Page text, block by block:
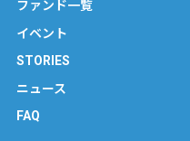
ファンド一覧
イベント
STORIES
ニュース
FAQ